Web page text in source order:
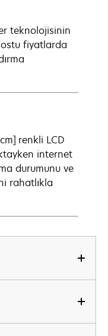
teknolojisinin
fiyatlarda
renkli LCD
internet
durumunu ve
rahatlıkla